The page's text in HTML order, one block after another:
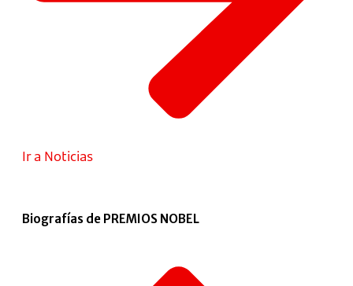
Ir a Noticias
Biografías de PREMIOS NOBEL